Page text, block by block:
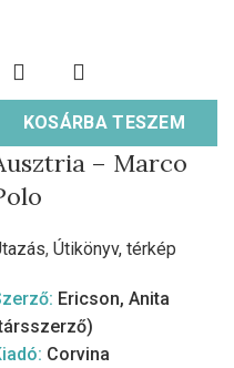
KOSÁRBA TESZEM
– Marco
, Útikönyv, térkép
Ericson, Anita
Corvina